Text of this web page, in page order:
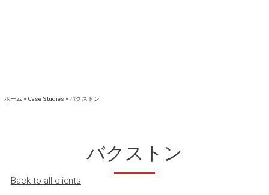
ホーム » Case Studies » バクストン
バクストン
Back to all clients